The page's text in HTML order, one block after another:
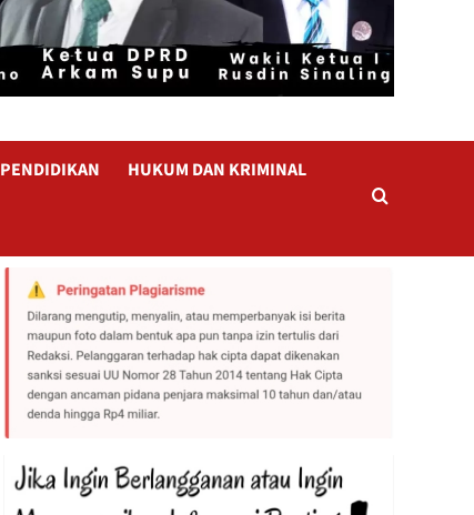
PENDIDIKAN HUKUM DAN KRIMINAL